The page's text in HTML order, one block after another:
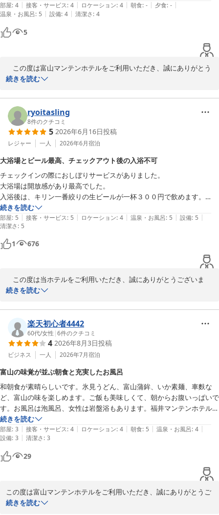
湯に浸かれることができ旅の浸かれが一気に癒されました。
さらに感激したのは湯上がり後の生ビールです。300円という嬉しい価
格で楽しめお風呂上がりの一杯は格別の美味しさでした。このサービス
だけでもまた利用したいと思います。
滞在中は富山湾の新鮮な鮨、喉越しすっきり氷見うどんも味わいまし
た。道の駅井波の10段ソフトも300円とこれまたビックリ価格です。
観光では国宝・瑞龍寺の荘厳な建築美に心をうたれ、高岡大仏では穏や
かな佇まいに癒されました。近くのカフェで頂いた自家焙煎コーヒーソ
いとと思います。
お世話になりました。
部屋: 4 | 接客・サービス: 4 | ロケーション: 4 | 朝食: - | 夕食: - |
温泉・お風呂: 5 | 設備: 4 | 清潔さ: 4
5
この度は富山マンテンホテルをご利用いただき、誠にありがとう
ございます。
たくさんのお写真とともに、富山でのご旅行の様子を詳しくご紹
介いただき、ありがとうございます。富山湾のお鮨や氷見うどんを
はじめ、瑞龍寺や高岡大仏など、富山・高岡の魅力を存分にお楽し
みいただけたご様子が伝わり、スタッフ一同タイへ濡れ敷く拝見い
たしました。
また、観光の拠点として当ホテルをご利用いただけたことも嬉し
く思います。当ホテルは富山駅から徒歩圏内にあり、ホテル目の前
には市内電車の電停「桜橋」もございます。富山市内の観光はもち
ろん、高岡方面へもアクセスしやすく、富山を巡る旅の拠点として
便利にご利用いただけます。
また、最上階の大浴場では、疲れを癒していただき、湯上がりの
生ビールもお楽しみいただけたとのこと、何よりでございます。
次回富山へお越しの際にも、ぜひ当ホテルを観光の拠点としてご
す。
＝＝＝＝＝＝＝＝＝＝＝＝＝＝＝＝＝＝＝＝＝
■□■　富山マンテンホテルの魅力　■□■
＝＝＝＝＝＝＝＝＝＝＝＝＝＝＝＝＝＝＝＝＝
アクセス：ＪＲ富山駅改札口正面より、市内電車で5分・桜橋駅下
………………………………………………
大浴場：【男湯】 「立山連峰展望浴場」人工ラジウム温泉・サウ
ナ・水風呂・ジェット風呂・露天風呂完備
【女湯】　人工ラジウム温泉、岩盤浴(天照石)・クールダウン室
付無料　※3名様限定(フロント予約要)
朝食：立山連峰眺望！！朝風呂入って、ゆっくり寛ぎながら「選べ
北陸の味・お袋の味「和定食」、カロリー最適「洋定食」：サラ
ダ・ドリンク・ご飯・パン食べ放題
………………………………………………
夕食：ホテル隣接のおすすめ飲食店「焼肉」「居酒屋」「生簀割
続きを読む
ryoitasling
8件のクチコミ
5 2026年6月16日投稿
レジャー 一人 2026年6月宿泊
大浴場とビール最高、チェックアウト後の入浴不可
チェックインの際におしぼりサービスがありました。
大浴場は開放感があり最高でした。
入浴後は、キリン一番絞りの生ビールが一杯３００円で飲めます。
朝食は氷見うどんと鮭雑炊も食べられます。
【残念だった点】
チェックアウト後、新幹線に乗る前に入浴したかったのですが、チェッ
クアウト後は有料でも入浴不可との事でした。
続きを読む
部屋: 5 | 接客・サービス: 5 | ロケーション: 4 | 温泉・お風呂: 5 | 設備: 5 |
清潔さ: 5
1 676
この度は当ホテルをご利用いただき、誠にありがとうございま
す。
チェックイン時のおしぼりサービスや、最上階の大浴場をお気に召
していただけたとのこと、大変嬉しく拝読いたしました。開放感の
ある大浴場で、ごゆっくりおくつろぎいただけたようで何よりでご
ざいます。
しみいただけたとのこと、ありがとうございます。ご滞在のひとと
きが、富山ならではの味覚とともに思い出深いものとなっておりま
したら幸いです。
なお、チェックアウト後の大浴場のご利用につきましては、ご期待
に添えず申し訳ございません。当館では清掃や設備点検等の都合に
より、チェックアウト後のご利用はご遠慮いただいております。何
卒ご理解いただけますと幸いでございます。
フロント　松本
続きを読む
楽天初心者4442
60代/女性 |6件のクチコミ
4 2026年8月3日投稿
ビジネス 一人 2026年7月宿泊
富山の味覚が並ぶ朝食と充実したお風呂
和朝食が素晴らしいです。氷見うどん、富山蒲鉾、いか素麺、車麩な
ど、富山の味を楽しめます。ご飯も美味しくて、朝からお腹いっぱいで
す。お風呂は泡風呂、女性は岩盤浴もあります。福井マンテンホテルが
新しかったので、それに比べるとだいぶ古い感じですが、内容は満足で
す。
続きを読む
部屋: 3 | 接客・サービス: 4 | ロケーション: 4 | 朝食: 5 | 温泉・お風呂: 4 |
設備: 3 | 清潔さ: 3
29
この度は富山マンテンホテルをご利用いただき、誠にありがとうご
ざいます。
続きを読む